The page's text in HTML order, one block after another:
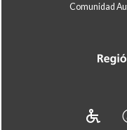
Comunidad